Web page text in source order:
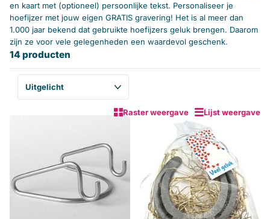
en kaart met (optioneel) persoonlijke tekst. Personaliseer je
hoefijzer met jouw eigen GRATIS gravering! Het is al meer dan
1.000 jaar bekend dat gebruikte hoefijzers geluk brengen. Daarom
zijn ze voor vele gelegenheden een waardevol geschenk.
14 producten
Raster weergave Lijst weergave